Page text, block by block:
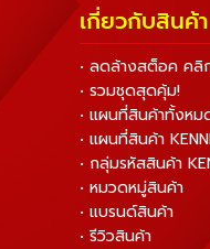
เกี่ยวกับสินค้า
• ลดล้างสต็อค คลิ
• รวมชุดสุดคุ้ม!
• แผนที่สินค้าทั้งหม
• แผนที่สินค้า
• กลุ่มรหัสสินค้า
• หมวดหมู่สินค้า
• แบรนด์สินค้า
• รีวิวสินค้า